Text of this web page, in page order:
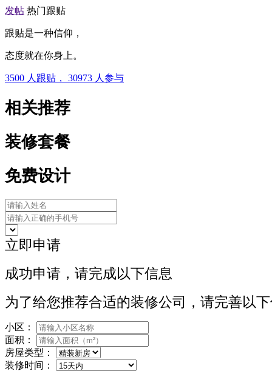
发帖 热门跟贴
跟贴是一种信仰，
态度就在你身上。
3500 人跟贴， 30973 人参与
相关推荐
装修套餐
免费设计
立即申请
成功申请，请完成以下信息
为了给您推荐合适的装修公司，请完善以
小区：
面积：
房屋类型：
装修时间：